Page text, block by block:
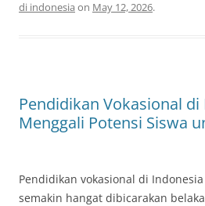
di indonesia on May 12, 2026.
Pendidikan Vokasional di
Menggali Potensi Siswa
Pendidikan vokasional di
semakin hangat dibicarakan